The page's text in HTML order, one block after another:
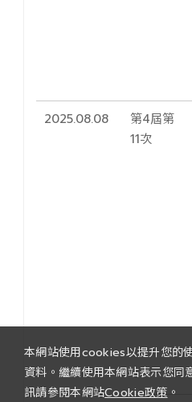
2025.08.08
第4屆第
11次
本網站使用cookies以提升您的
資料。繼續使用本網站表示您
訊請參閱本網站Cookie政策 。